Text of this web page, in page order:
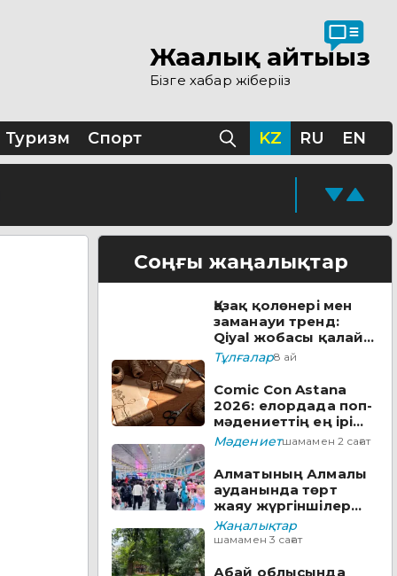
Жаңалық айтыңыз
Бізге хабар жіберіңіз
Туризм Спорт KZ RU EN
табылды
жүріп жатыр
қосады
болады
Соңғы жаңалықтар
Қазақ қолөнері мен
заманауи тренд:
Qiyal жобасы қалай
әлеуметтік лифтке
айналды?
Тұлғалар8 ай
Comic Con Astana
2026: елордада поп-
мәдениеттің ең ірі
фестивалі басталды
Мәдениетшамамен 2 сағат
Алматының Алмалы
ауданында төрт
жаяу жүргіншілер
аймағы мен театр
алдындағы сквер
Жаңалықтар
шамамен 3 сағат
Абай облысында